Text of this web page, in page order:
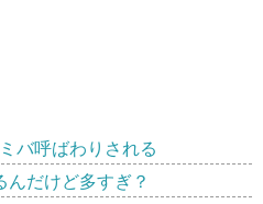
バ呼ばわりされる
んだけど多すぎ？